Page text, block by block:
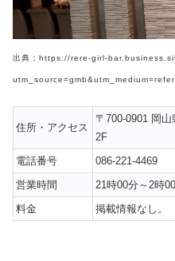
出典：https://rere-girl-
住所・アクセス
〒700-0901 岡
2F
電話番号
086-221-4469
営業時間
21時00分～2時
料金
掲載情報なし。